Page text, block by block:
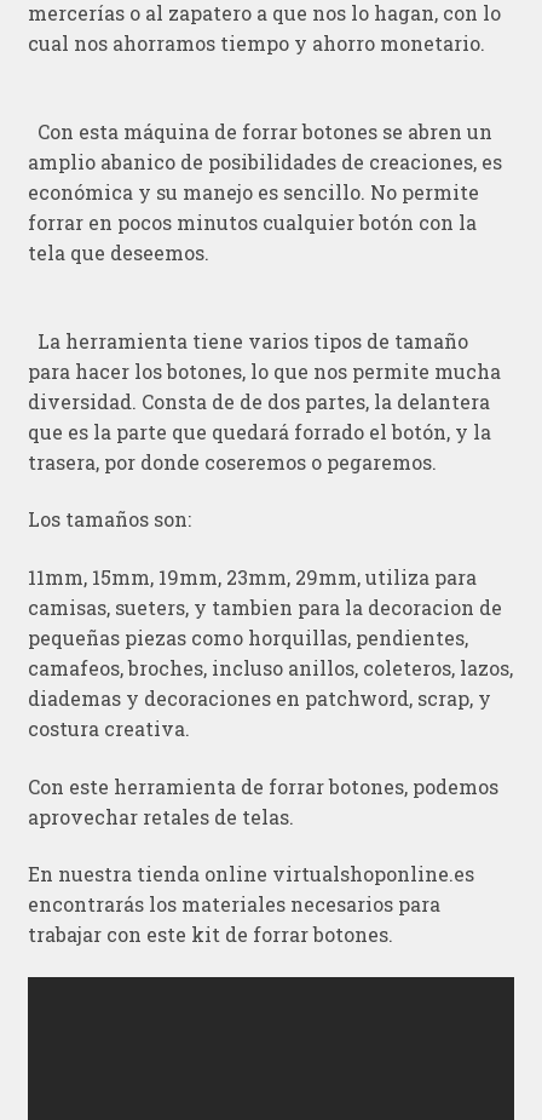
mercerías o al zapatero a que nos lo hagan, con lo
cual nos ahorramos tiempo y ahorro monetario.
Con esta máquina de forrar botones se abren un
amplio abanico de posibilidades de creaciones, es
económica y su manejo es sencillo. No permite
forrar en pocos minutos cualquier botón con la
tela que deseemos.
La herramienta tiene varios tipos de tamaño
para hacer los botones, lo que nos permite mucha
diversidad. Consta de de dos partes, la delantera
que es la parte que quedará forrado el botón, y la
trasera, por donde coseremos o pegaremos.
Los tamaños son:
11mm, 15mm, 19mm, 23mm, 29mm, utiliza para
camisas, sueters, y tambien para la decoracion de
pequeñas piezas como horquillas, pendientes,
camafeos, broches, incluso anillos, coleteros, lazos,
diademas y decoraciones en patchword, scrap, y
costura creativa.
Con este herramienta de forrar botones, podemos
aprovechar retales de telas.
En nuestra tienda online virtualshoponline.es
encontrarás los materiales necesarios para
trabajar con este kit de forrar botones.